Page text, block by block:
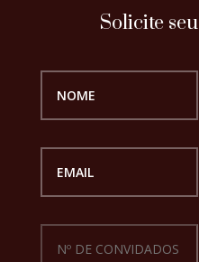
Solicite